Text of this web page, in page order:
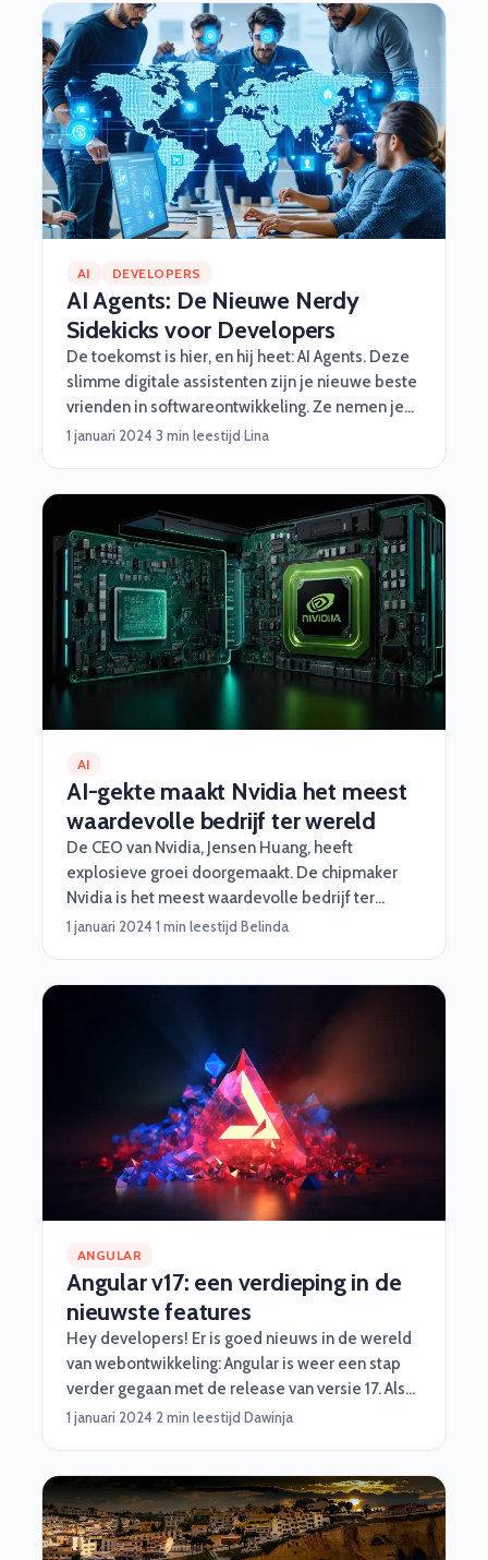
de meest positieve associaties op. Wij zien ze
anders, meer als de astronauten van de 21ste
eeuw. En daar hebben wij ook zo onze redenen
voor. In totaal 6. Komen ze!
AI DEVELOPERS
AI Agents: De Nieuwe Nerdy
Sidekicks voor Developers
De toekomst is hier, en hij heet: AI Agents. Deze
slimme digitale assistenten zijn je nieuwe beste
vrienden in softwareontwikkeling. Ze nemen je
saaie taken uit handen, werken razendsnel en
sidekicks hebben jouw back. Maar wat zijn AI
Agents precies, wat kunnen ze, en waarom zijn
ze een gamechanger voor developers? Let’s dive
in!
1 januari 2024·3 min leestijd·Lina
AI
AI-gekte maakt Nvidia het meest
waardevolle bedrijf ter wereld
De CEO van Nvidia, Jensen Huang, heeft
explosieve groei doorgemaakt. De chipmaker
Nvidia is het meest waardevolle bedrijf ter
wereld geworden nadat de aandelenkoers
1 januari 2024·1 min leestijd·Belinda
ANGULAR
Angular v17: een verdieping in de
nieuwste features
Hey developers! Er is goed nieuws in de wereld
van webontwikkeling: Angular is weer een stap
verder gegaan met de release van versie 17. Als
je al bekend bent met Angular, weet je dat het
nieuwste versie zijn er een aantal geweldige
verbeteringen die het leven van een ervaren
ontwikkelaar nog gemakkelijker maken.
1 januari 2024·2 min leestijd·Dawinja